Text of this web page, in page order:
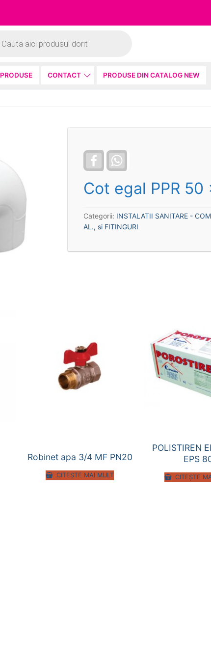
PRODUSE CONTACT PRODUSE DIN CATALOG NEW
Facebook
Cot egal PPR 50
Categorii: INSTALATII SANITARE -
AL., si FITINGURI
Robinet apa 3/4 MF PN20
CITEȘTE MAI MULT
POLISTIREN
EPS
CITEȘTE